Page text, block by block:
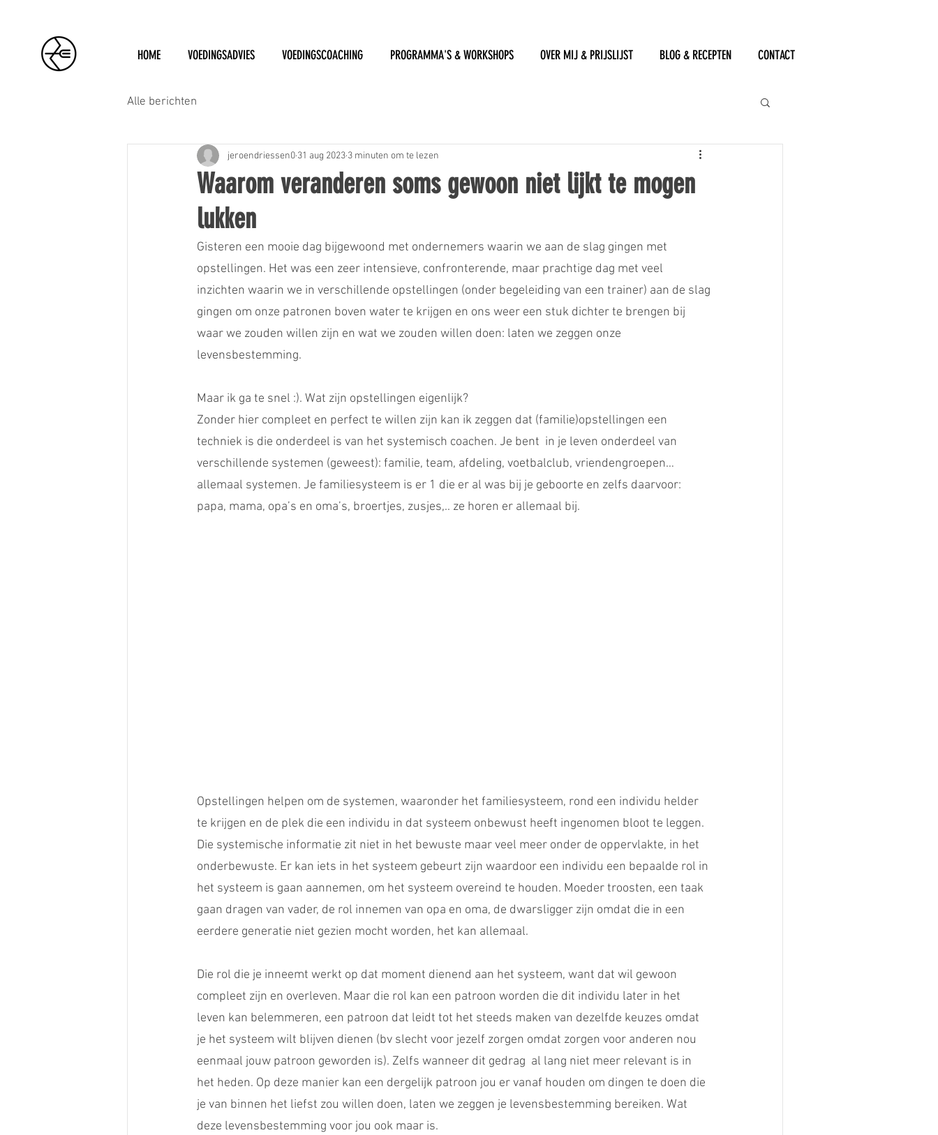
HOME VOEDINGSADVIES VOEDINGSCOACHING PROGRAMMA'S & WORKSHOPS OVER MIJ & PRIJSLIJST BLOG & RECEPTEN CONTACT
Alle berichten
Waarom veranderen soms gewoon niet lijkt te mogen
lukken
jeroendriessen0 31 aug 2023 3 minuten om te lezen
Gisteren een mooie dag bijgewoond met ondernemers waarin we aan de slag gingen met
opstellingen. Het was een zeer intensieve, confronterende, maar prachtige dag met veel
inzichten waarin we in verschillende opstellingen (onder begeleiding van een trainer) aan de slag
gingen om onze patronen boven water te krijgen en ons weer een stuk dichter te brengen bij
waar we zouden willen zijn en wat we zouden willen doen: laten we zeggen onze
levensbestemming.
Maar ik ga te snel :). Wat zijn opstellingen eigenlijk?
Zonder hier compleet en perfect te willen zijn kan ik zeggen dat (familie)opstellingen een
techniek is die onderdeel is van het systemisch coachen. Je bent  in je leven onderdeel van
verschillende systemen (geweest): familie, team, afdeling, voetbalclub, vriendengroepen…
allemaal systemen. Je familiesysteem is er 1 die er al was bij je geboorte en zelfs daarvoor:
papa, mama, opa’s en oma’s, broertjes, zusjes,.. ze horen er allemaal bij.
Opstellingen helpen om de systemen, waaronder het familiesysteem, rond een individu helder
te krijgen en de plek die een individu in dat systeem onbewust heeft ingenomen bloot te leggen.
Die systemische informatie zit niet in het bewuste maar veel meer onder de oppervlakte, in het
onderbewuste. Er kan iets in het systeem gebeurt zijn waardoor een individu een bepaalde rol in
het systeem is gaan aannemen, om het systeem overeind te houden. Moeder troosten, een taak
gaan dragen van vader, de rol innemen van opa en oma, de dwarsligger zijn omdat die in een
eerdere generatie niet gezien mocht worden, het kan allemaal.
Die rol die je inneemt werkt op dat moment dienend aan het systeem, want dat wil gewoon
compleet zijn en overleven. Maar die rol kan een patroon worden die dit individu later in het
leven kan belemmeren, een patroon dat leidt tot het steeds maken van dezelfde keuzes omdat
je het systeem wilt blijven dienen (bv slecht voor jezelf zorgen omdat zorgen voor anderen nou
eenmaal jouw patroon geworden is). Zelfs wanneer dit gedrag  al lang niet meer relevant is in
het heden. Op deze manier kan een dergelijk patroon jou er vanaf houden om dingen te doen die
je van binnen het liefst zou willen doen, laten we zeggen je levensbestemming bereiken. Wat
deze levensbestemming voor jou ook maar is.